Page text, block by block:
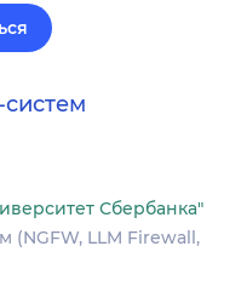
Сбербанка"
LLM Firewall,